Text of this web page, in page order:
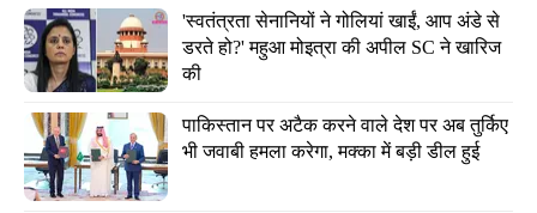
'स्वतंत्रता सेनानियों ने गोलियां खाईं, आप अंडे से
डरते हो?' महुआ मोइत्रा की अपील SC ने खारिज
की
पाकिस्तान पर अटैक करने वाले देश पर अब तुर्किए
भी जवाबी हमला करेगा, मक्का में बड़ी डील हुई